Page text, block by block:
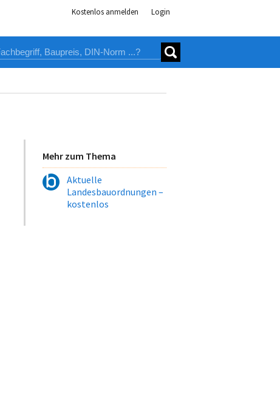
Kostenlos anmelden Login
Mehr zum Thema
Aktuelle
Landesbauordnungen –
kostenlos